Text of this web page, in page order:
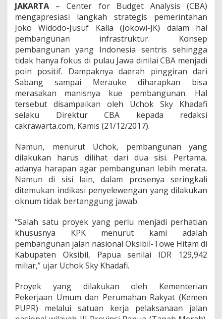
K
P
K
P
a
n
g
g
i
a
a
n
a
r
o
y
k
J
a
a
n
s
i
b
JAKARTA – Center for Budget Analysis (CBA)
mengapresiasi langkah strategis pemerintahan
Joko Widodo-Jusuf Kalla (Jokowi-JK) dalam hal
pembangunan infrastruktur. Konsep
pembangunan yang Indonesia sentris sehingga
tidak hanya fokus di pulau Jawa dinilai CBA menjadi
poin positif. Dampaknya daerah pinggiran dari
Sabang sampai Merauke diharapkan bisa
merasakan manisnya kue pembangunan. Hal
tersebut disampaikan oleh Uchok Sky Khadafi
selaku Direktur CBA kepada redaksi
cakrawarta.com, Kamis (21/12/2017).
Namun, menurut Uchok, pembangunan yang
dilakukan harus dilihat dari dua sisi. Pertama,
adanya harapan agar pembangunan lebih merata.
Namun di sisi lain, dalam prosenya seringkali
ditemukan indikasi penyelewengan yang dilakukan
oknum tidak bertanggung jawab.
“Salah satu proyek yang perlu menjadi perhatian
khususnya KPK menurut kami adalah
pembangunan jalan nasional Oksibil-Towe Hitam di
Kabupaten Oksibil, Papua senilai IDR 129,942
miliar,” ujar Uchok Sky Khadafi.
Proyek yang dilakukan oleh Kementerian
Pekerjaan Umum dan Perumahan Rakyat (Kemen
PUPR) melalui satuan kerja pelaksanaan jalan